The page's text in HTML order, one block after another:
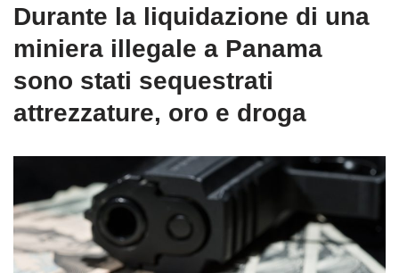
Durante la liquidazione di una
miniera illegale a Panama
sono stati sequestrati
attrezzature, oro e droga